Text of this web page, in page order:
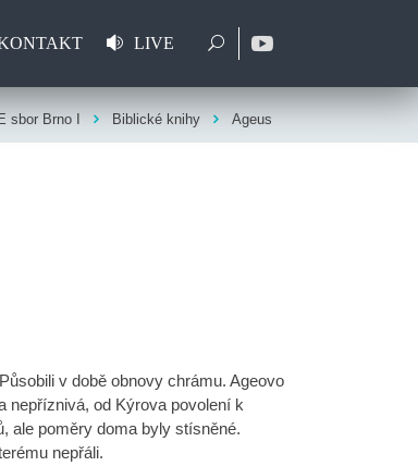
LIVE
sbor Brno I Biblické knihy Ageus
v době obnovy chrámu. Ageovo
nepříznivá, od Kýrova povolení k
ale poměry doma byly stísněné.
nepřáli.